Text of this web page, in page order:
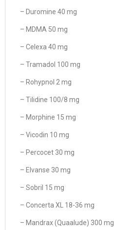
– Duromine 40 mg
– MDMA 50 mg
– Celexa 40 mg
– Tramadol 100 mg
– Rohypnol 2 mg
– Tilidine 100/8 mg
– Morphine 15 mg
– Vicodin 10 mg
– Percocet 30 mg
– Elvanse 30 mg
– Sobril 15 mg
– Concerta XL 18-36 mg
– Mandrax (Quaalude) 300 mg